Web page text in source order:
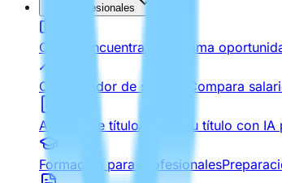
Para Profesionales
Ofertas Encuentra tu próxima
Comparador de salarios Compara
Análisis de títuloAnaliza tu título con IA
Formación para Profesionales